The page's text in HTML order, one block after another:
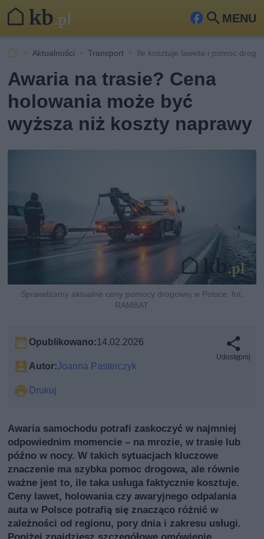
MENU
Fa
ook
Szu
kaj
Aktualności Transport Ile kosztuje laweta i pomoc
Awaria na trasie? Cena
holowania może być
wyższa niż koszty naprawy
Sprawdzamy aktualne ceny pomocy drogowej w Polsce, fot.
RAMBAT
Opublikowano:14.02.2026
Autor:Joanna Pasterczyk
Drukuj
Udostępnij
Awaria samochodu potrafi zaskoczyć w najmniej
odpowiednim momencie – na mrozie, w trasie lub
późno w nocy. W takich sytuacjach kluczowe
znaczenie ma szybka pomoc drogowa, ale równie
ważne jest to, ile taka usługa faktycznie kosztuje.
Ceny lawet, holowania czy awaryjnego odpalania
auta w Polsce potrafią się znacząco różnić w
zależności od regionu, pory dnia i zakresu usługi.